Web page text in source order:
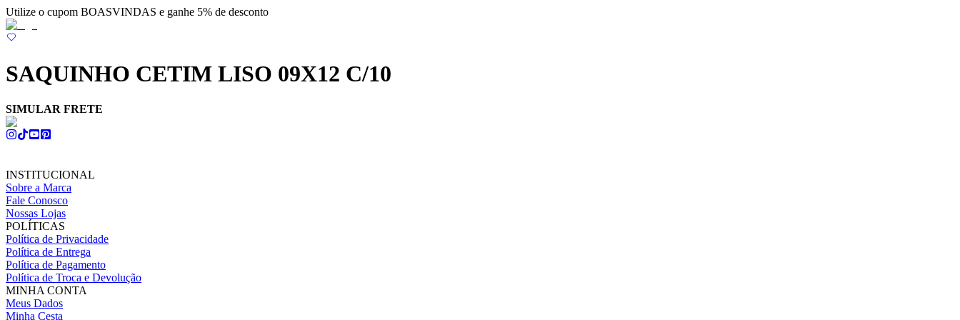
Utilize o cupom BOASVINDAS e ganhe 5% de desconto
SAQUINHO CETIM LISO 09X12 C/10
SIMULAR FRETE
INSTITUCIONAL
Sobre a Marca
Fale Conosco
Nossas Lojas
POLÍTICAS
Política de Privacidade
Política de Entrega
Política de Pagamento
Política de Troca e Devolução
MINHA CONTA
Meus Dados
Minha Cesta